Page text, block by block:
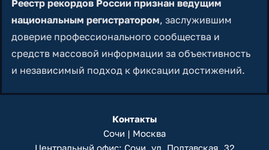
Реестр рекордов России признан ведущим
национальным регистратором, заслужившим
доверие профессионального сообщества и
средств массовой информации за объективность
и независимый подход к фиксации достижений.
Контакты
Сочи | Москва
Центральный офис: Сочи, ул. Полтавская, 32